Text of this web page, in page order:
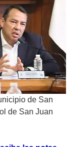
de San
de San Juan